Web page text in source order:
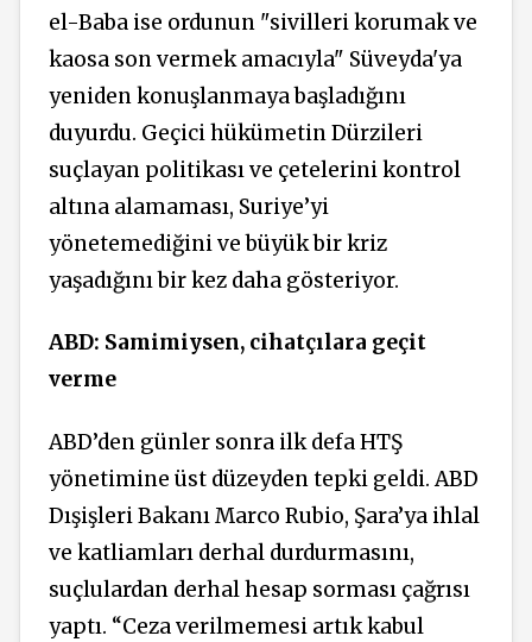
el-Baba ise ordunun "sivilleri korumak ve
kaosa son vermek amacıyla" Süveyda'ya
yeniden konuşlanmaya başladığını
duyurdu. Geçici hükümetin Dürzileri
suçlayan politikası ve çetelerini kontrol
altına alamaması, Suriye’yi
yönetemediğini ve büyük bir kriz
yaşadığını bir kez daha gösteriyor.
ABD: Samimiysen, cihatçılara geçit
verme
ABD’den günler sonra ilk defa HTŞ
yönetimine üst düzeyden tepki geldi. ABD
Dışişleri Bakanı Marco Rubio, Şara’ya ihlal
ve katliamları derhal durdurmasını,
suçlulardan derhal hesap sorması çağrısı
yaptı. “Ceza verilmemesi artık kabul